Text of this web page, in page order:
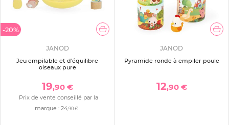
-20%
JANOD
Jeu empilable et d'équilibre
oiseaux pure
19,90 €
Prix de vente conseillé par la
marque : 24,90 €
JANOD
Pyramide ronde à empiler poule
12,90 €